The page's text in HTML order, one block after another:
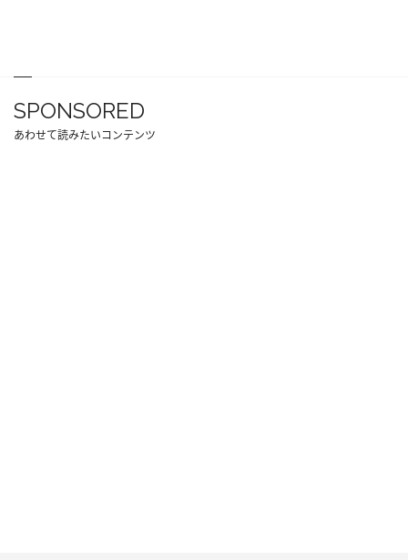
SPONSORED
あわせて読みたいコンテンツ